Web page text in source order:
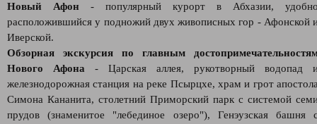
Новый Афон - популярный курорт в Абхазии,
расположившийся у подножий двух живописных гор - Афонской
Иверской.
Обзорная экскурсия по главным
Нового Афона - Царская аллея, рукотворный водопад
железнодорожная станция на реке Псырцхе, храм и грот
Симона Кананита, столетний Приморский парк с системой
прудов (знаменитое "лебединое озеро"), Генэузская башня